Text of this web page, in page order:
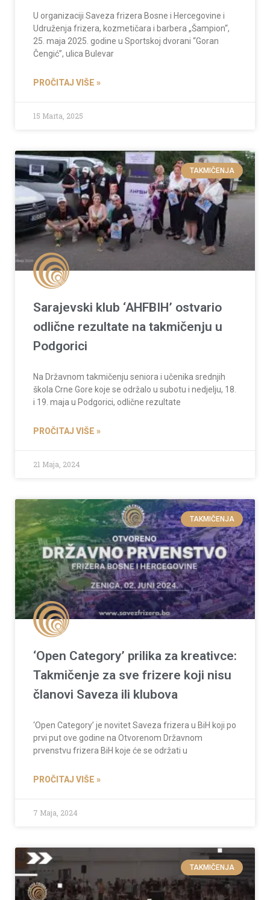
U organizaciji Saveza frizera Bosne i Hercegovine i
Udruženja frizera, kozmetičara i barbera „Šampion“,
25. maja 2025. godine u Sportskoj dvorani “Goran
Čengić”, ulica Bulevar
PROČITAJ VIŠE »
15 Marta, 2025
TAKMIČENJA
Sarajevski klub ‘AHFBIH’ ostvario
odlične rezultate na takmičenju u
Podgorici
Na Državnom takmičenju seniora i učenika srednjih
škola Crne Gore koje se održalo u subotu i nedjelju, 18.
i 19. maja u Podgorici, odlične rezultate
PROČITAJ VIŠE »
21 Maja, 2024
TAKMIČENJA
‘Open Category’ prilika za kreativce:
Takmičenje za sve frizere koji nisu
članovi Saveza ili klubova
‘Open Category’ je novitet Saveza frizera u BiH koji po
prvi put ove godine na Otvorenom Državnom
prvenstvu frizera BiH koje će se održati u
PROČITAJ VIŠE »
7 Maja, 2024
TAKMIČENJA